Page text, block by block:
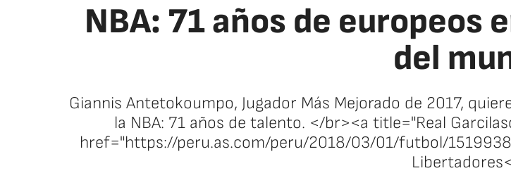
NBA: 71 años de
del
Giannis Antetokoumpo, Jugador Más Mejorado de 2017,
la NBA: 71 años de talento. </br><a title="Real
href="https://peru.as.com/peru/2018/03/01/futbol/